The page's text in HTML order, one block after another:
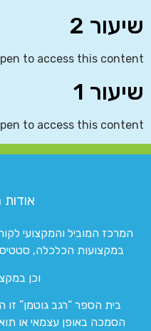
שיעור 2
to access this content
שיעור 1
to access this content
אודות
במקצועות הכלכלה,
וכן
בית הספר “רגב גוטמן” זו
הסמכה באופן עצמאי או